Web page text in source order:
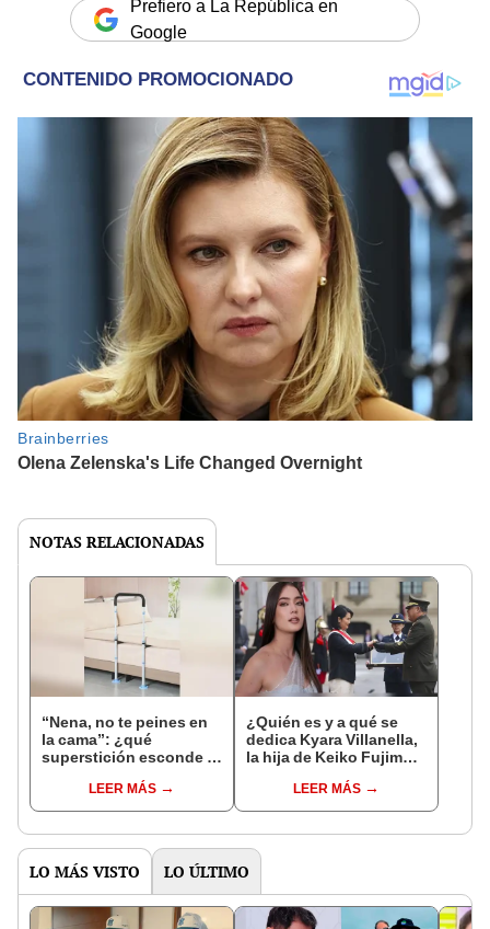
Prefiero a La República en
Google
NOTAS RELACIONADAS
“Nena, no te peines en
la cama”: ¿qué
superstición esconde la
Enanitos Verdes?
LEER MÁS
¿Quién es y a qué se
dedica Kyara Villanella,
la hija de Keiko Fujimori
nivel nacional?
LEER MÁS
LO MÁS VISTO LO ÚLTIMO